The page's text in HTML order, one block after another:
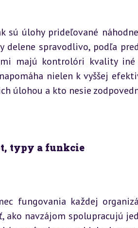
úlohy prideľované
delene spravodlivo, podľa
majú kontrolóri kvality
nielen k vyššej
úlohou a kto nesie
typy a funkcie
fungovania každej
ako navzájom spolupracujú